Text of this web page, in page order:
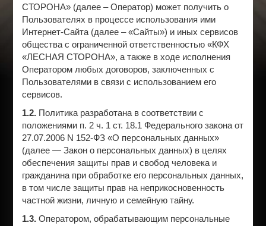
СТОРОНА» (далее – Оператор) может получить о
Пользователях в процессе использования ими
Интернет-Сайта (далее – «Сайты») и иных сервисов
общества с ограниченной ответственностью «КФХ
«ЛЕСНАЯ СТОРОНА», а также в ходе исполнения
Оператором любых договоров, заключенных с
Пользователями в связи с использованием его
сервисов.
1.2. Политика разработана в соответствии с
положениями п. 2 ч. 1 ст. 18.1 Федерального закона от
27.07.2006 N 152-ФЗ «О персональных данных»
(далее — Закон о персональных данных) в целях
обеспечения защиты прав и свобод человека и
гражданина при обработке его персональных данных,
в том числе защиты прав на неприкосновенность
частной жизни, личную и семейную тайну.
1.3. Оператором, обрабатывающим персональные